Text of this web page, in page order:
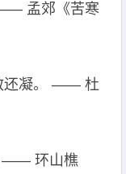
孟郊《苦寒
还凝。 —— 杜
—— 环山樵